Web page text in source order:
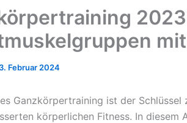
Februar 2024
Ganzkörpertraining ist der
körperlichen Fitness. In